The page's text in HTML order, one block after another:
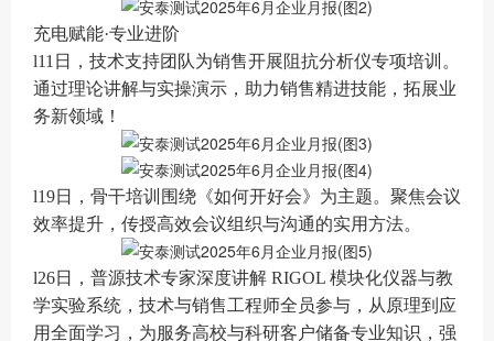
充电赋能·专业进阶
l11日，技术支持团队为销售开展阻抗分析仪专项培训。
通过理论讲解与实操演示，助力销售精进技能，拓展业
务新领域！
l19日，骨干培训围绕《如何开好会》为主题。聚焦会议
效率提升，传授高效会议组织与沟通的实用方法。
l26日，普源技术专家深度讲解 RIGOL 模块化仪器与教
学实验系统，技术与销售工程师全员参与，从原理到应
用全面学习，为服务高校与科研客户储备专业知识，强